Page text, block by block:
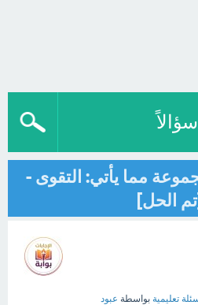
مما يأتي: التقوى -
الحل]
تعليمية بواسطة عبود